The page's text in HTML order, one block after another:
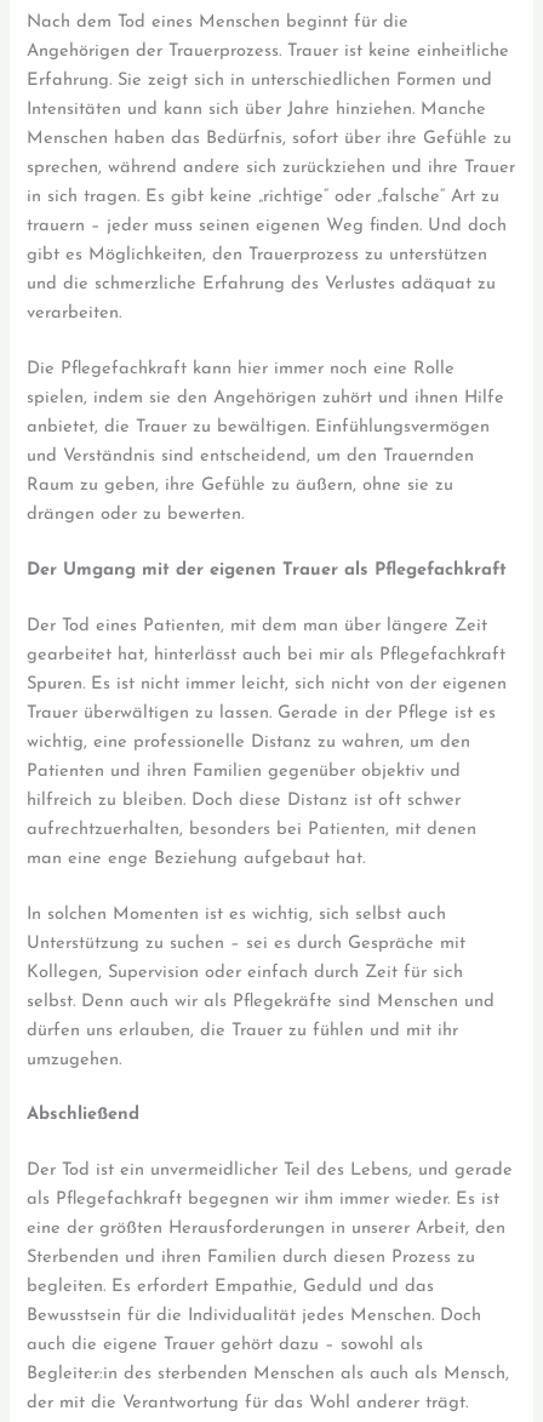
Nach dem Tod eines Menschen beginnt für die
Angehörigen der Trauerprozess. Trauer ist keine einheitliche
Erfahrung. Sie zeigt sich in unterschiedlichen Formen und
Intensitäten und kann sich über Jahre hinziehen. Manche
Menschen haben das Bedürfnis, sofort über ihre Gefühle zu
sprechen, während andere sich zurückziehen und ihre Trauer
in sich tragen. Es gibt keine „richtige“ oder „falsche“ Art zu
trauern – jeder muss seinen eigenen Weg finden. Und doch
gibt es Möglichkeiten, den Trauerprozess zu unterstützen
und die schmerzliche Erfahrung des Verlustes adäquat zu
verarbeiten.
Die Pflegefachkraft kann hier immer noch eine Rolle
spielen, indem sie den Angehörigen zuhört und ihnen Hilfe
anbietet, die Trauer zu bewältigen. Einfühlungsvermögen
und Verständnis sind entscheidend, um den Trauernden
Raum zu geben, ihre Gefühle zu äußern, ohne sie zu
drängen oder zu bewerten.
Der Umgang mit der eigenen Trauer als Pflegefachkraft
Der Tod eines Patienten, mit dem man über längere Zeit
gearbeitet hat, hinterlässt auch bei mir als Pflegefachkraft
Spuren. Es ist nicht immer leicht, sich nicht von der eigenen
Trauer überwältigen zu lassen. Gerade in der Pflege ist es
wichtig, eine professionelle Distanz zu wahren, um den
Patienten und ihren Familien gegenüber objektiv und
hilfreich zu bleiben. Doch diese Distanz ist oft schwer
aufrechtzuerhalten, besonders bei Patienten, mit denen
man eine enge Beziehung aufgebaut hat.
In solchen Momenten ist es wichtig, sich selbst auch
Unterstützung zu suchen – sei es durch Gespräche mit
Kollegen, Supervision oder einfach durch Zeit für sich
selbst. Denn auch wir als Pflegekräfte sind Menschen und
dürfen uns erlauben, die Trauer zu fühlen und mit ihr
umzugehen.
Abschließend
Der Tod ist ein unvermeidlicher Teil des Lebens, und gerade
als Pflegefachkraft begegnen wir ihm immer wieder. Es ist
eine der größten Herausforderungen in unserer Arbeit, den
Sterbenden und ihren Familien durch diesen Prozess zu
begleiten. Es erfordert Empathie, Geduld und das
Bewusstsein für die Individualität jedes Menschen. Doch
auch die eigene Trauer gehört dazu – sowohl als
Begleiter:in des sterbenden Menschen als auch als Mensch,
der mit die Verantwortung für das Wohl anderer trägt.